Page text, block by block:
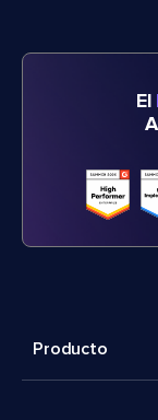
El
Producto